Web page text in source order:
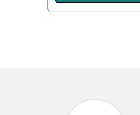
Covoare & Tapiterii